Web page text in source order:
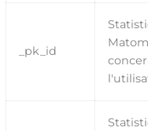
_pk_id